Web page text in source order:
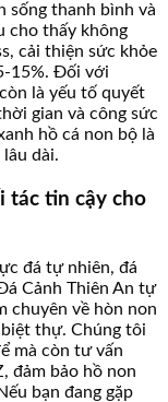
sống thanh bình và
cho thấy không
cải thiện sức khỏe
15%. Đối với
là yếu tố quyết
gian và công sức
hồ cá non bộ là
dài.
tác tin cậy cho
đá tự nhiên, đá
Cảnh Thiên An tự
chuyên về hòn non
thự. Chúng tôi
mà còn tư vấn
đảm bảo hồ non
bạn đang gặp